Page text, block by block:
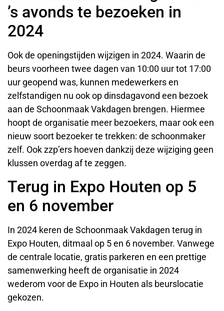
’s avonds te bezoeken in
2024
Ook de openingstijden wijzigen in 2024. Waarin de
beurs voorheen twee dagen van 10:00 uur tot 17:00
uur geopend was, kunnen medewerkers en
zelfstandigen nu ook op dinsdagavond een bezoek
aan de Schoonmaak Vakdagen brengen. Hiermee
hoopt de organisatie meer bezoekers, maar ook een
nieuw soort bezoeker te trekken: de schoonmaker
zelf. Ook zzp’ers hoeven dankzij deze wijziging geen
klussen overdag af te zeggen.
Terug in Expo Houten op 5
en 6 november
In 2024 keren de Schoonmaak Vakdagen terug in
Expo Houten, ditmaal op 5 en 6 november. Vanwege
de centrale locatie, gratis parkeren en een prettige
samenwerking heeft de organisatie in 2024
wederom voor de Expo in Houten als beurslocatie
gekozen.